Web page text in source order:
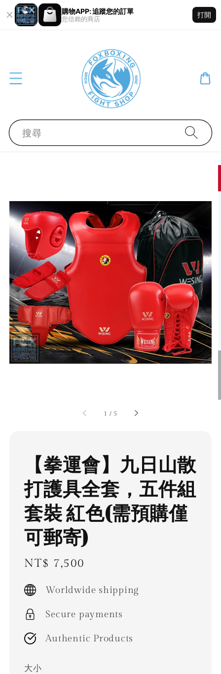
購物APP: 追蹤您的訂單
您信賴的商店
打開
搜尋
1 / 5
【拳運會】九日山散
打護具全套，五件組
套裝 紅色(需預購僅
可郵寄)
Regular
NT$ 7,500
Worldwide shipping
Secure payments
Authentic Products
大小